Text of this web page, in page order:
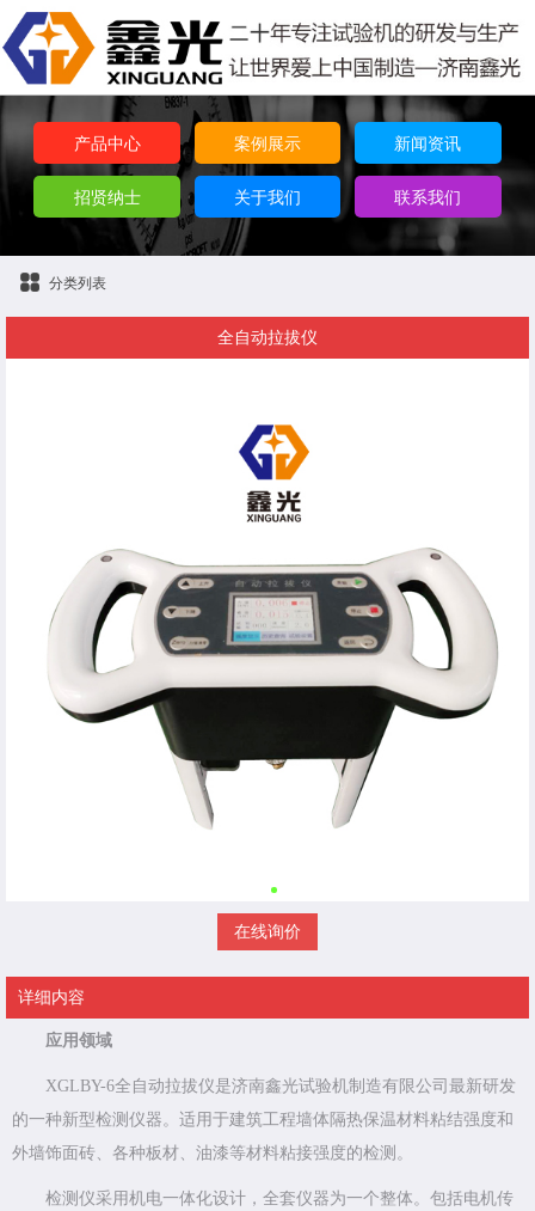
产品中心 案例展示 新闻资讯
招贤纳士 关于我们 联系我们
分类列表
全自动拉拔仪
在线询价
详细内容
应用领域
XGLBY-6全自动拉拔仪是济南鑫光试验机制造有限公司最新研发
的一种新型检测仪器。适用于建筑工程墙体隔热保温材料粘结强度和
外墙饰面砖、各种板材、油漆等材料粘接强度的检测。
检测仪采用机电一体化设计，全套仪器为一个整体。包括电机传